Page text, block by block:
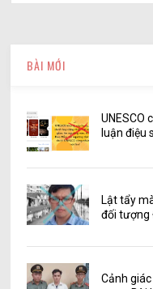
BÀI MỚI
UNESCO
luận điệu
Lật tẩy
đối tượng
Cảnh